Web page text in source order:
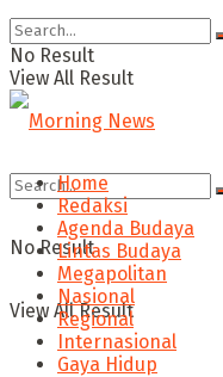
No Result
View All Result
No Result
View All Result
Home
Redaksi
Agenda Budaya
Lintas Budaya
Megapolitan
Nasional
Regional
Internasional
Gaya Hidup